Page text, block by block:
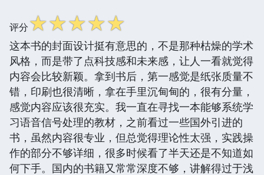
评分☆☆☆☆☆
这本书的封面设计挺有意思的，不是那种枯燥的学术
风格，而是带了点科技感和未来感，让人一看就觉得
内容会比较新颖。拿到书后，第一感觉是纸张质量不
错，印刷也很清晰，拿在手里沉甸甸的，很有分量，
感觉内容应该很充实。我一直在寻找一本能够系统学
习语音信号处理的教材，之前看过一些国外引进的
书，虽然内容很专业，但总觉得理论性太强，实践操
作的部分不够详细，很多时候看了半天还是不知道如
何下手。国内的书籍又常常深度不够，讲解得过于浅